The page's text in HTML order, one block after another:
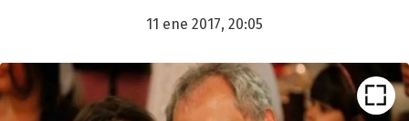
11 ene 2017, 20:05